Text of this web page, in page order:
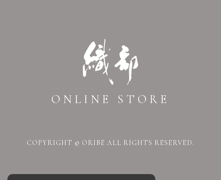
ONLINE STORE
COPYRIGHT © ORIBE ALL RIGHTS RESERVED.